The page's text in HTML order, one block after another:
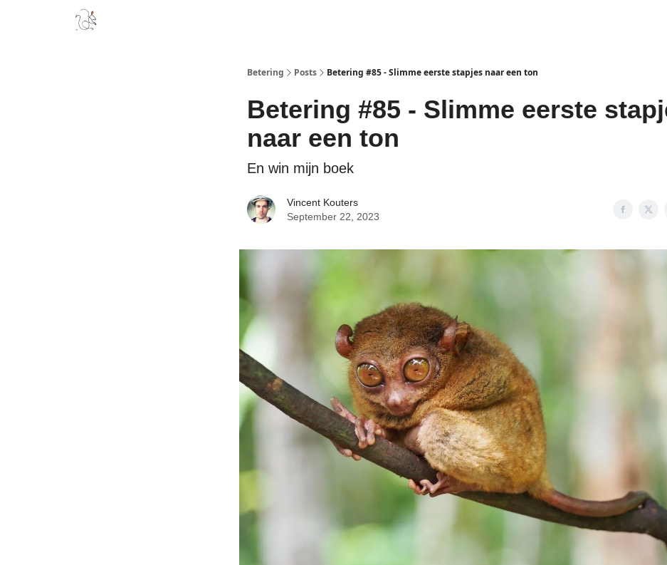
Betering Posts Betering #85 - Slimme eerste stapjes naar een ton
Betering #85 - Slimme eerste
naar een ton
En win mijn boek
Vincent Kouters
September 22, 2023